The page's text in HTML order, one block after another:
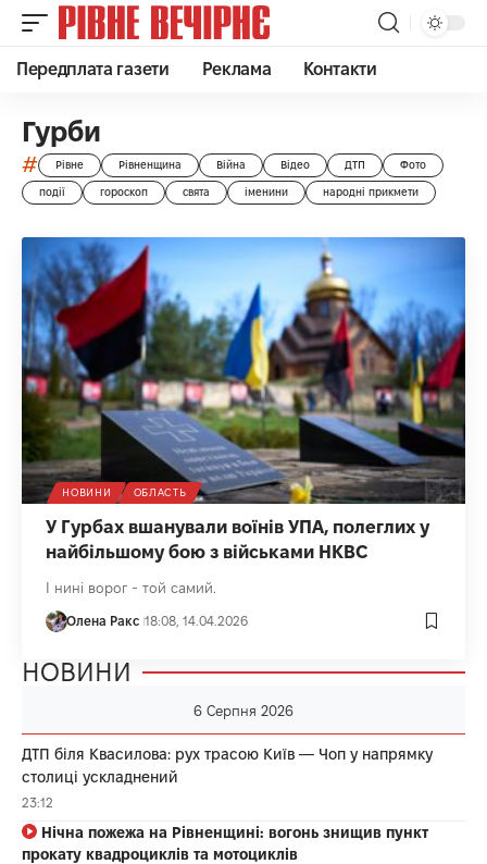
Передплата газети Реклама Контакти
Гурби
# Рівне Рівненщина Війна Відео ДТП Фото
події гороскоп свята іменини народні прикмети
НОВИНИ ОБЛАСТЬ
У Гурбах вшанували воїнів УПА, полеглих у
найбільшому бою з військами НКВС
І нині ворог - той самий.
Олена Ракс 18:08, 14.04.2026
НОВИНИ
6 Серпня 2026
ДТП біля Квасилова: рух трасою Київ — Чоп у напрямку
столиці ускладнений
23:12
Нічна пожежа на Рівненщині: вогонь знищив пункт
прокату квадроциклів та мотоциклів